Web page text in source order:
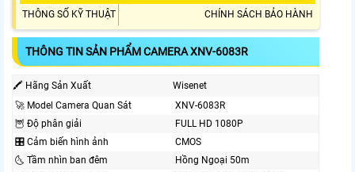
THÔNG SỐ KỸ THUẬT CHÍNH SÁCH BẢO HÀNH
THÔNG TIN SẢN PHẨM CAMERA XNV-6083R
🖍 Hãng Sản Xuất
Wisenet
🚀 Model Camera Quan Sát
XNV-6083R
🦉 Độ phân giải
FULL HD 1080P
🎛 Cảm biến hình ảnh
CMOS
🌜 Tầm nhìn ban đêm
Hồng Ngoại 50m